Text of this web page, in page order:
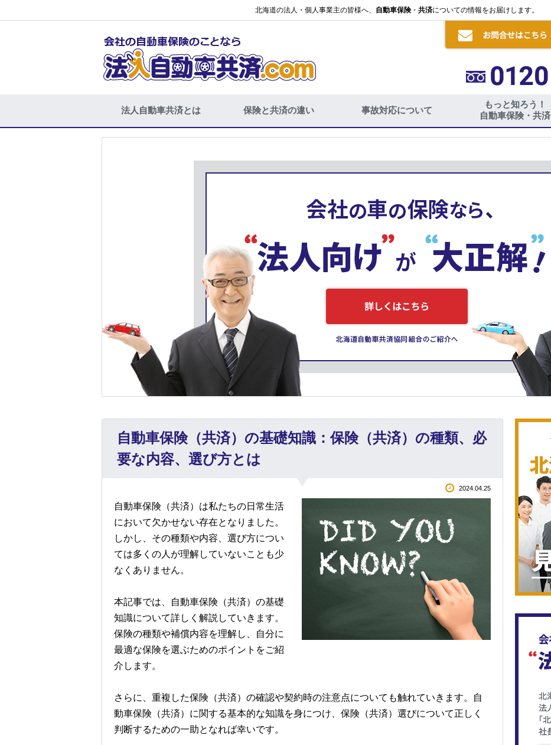
北海道の法人・個人事業主の皆様へ、 自動車保険・ 共済についての情報をお届けします。
法人自動車共済とは 保険と共済の違い 事故対応について
もっと知ろう！
自動車保険・共済
自動車保険（共済）の基礎知識：保険（共済）の種類、必
要な内容、選び方とは
2024.04.25
自動車保険（共済）は私たちの日常生活
において欠かせない存在となりました。
しかし、その種類や内容、選び方につい
ては多くの人が理解していないことも少
なくありません。
本記事では、自動車保険（共済）の基礎
知識について詳しく解説していきます。
保険の種類や補償内容を理解し、自分に
最適な保険を選ぶためのポイントをご紹
介します。
さらに、重複した保険（共済）の確認や契約時の注意点についても触れていきます。自
動車保険（共済）に関する基本的な知識を身につけ、保険（共済）選びについて正しく
判断するための一助となれば幸いです。